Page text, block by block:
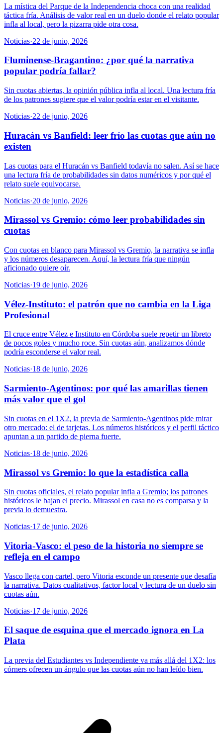
La mística del Parque de la Independencia choca con una realidad
táctica fría. Análisis de valor real en un duelo donde el relato popular
infla al local, pero la pizarra pide otra cosa.
Noticias·22 de junio, 2026
Fluminense-Bragantino: ¿por qué la narrativa
popular podría fallar?
Sin cuotas abiertas, la opinión pública infla al local. Una lectura fría
de los patrones sugiere que el valor podría estar en el visitante.
Noticias·22 de junio, 2026
Huracán vs Banfield: leer frío las cuotas que aún no
existen
Las cuotas para el Huracán vs Banfield todavía no salen. Así se hace
una lectura fría de probabilidades sin datos numéricos y por qué el
relato suele equivocarse.
Noticias·20 de junio, 2026
Mirassol vs Gremio: cómo leer probabilidades sin
cuotas
Con cuotas en blanco para Mirassol vs Gremio, la narrativa se infla
y los números desaparecen. Aquí, la lectura fría que ningún
aficionado quiere oír.
Noticias·19 de junio, 2026
Vélez-Instituto: el patrón que no cambia en la Liga
Profesional
El cruce entre Vélez e Instituto en Córdoba suele repetir un libreto
de pocos goles y mucho roce. Sin cuotas aún, analizamos dónde
podría esconderse el valor real.
Noticias·18 de junio, 2026
Sarmiento-Agentinos: por qué las amarillas tienen
más valor que el gol
Sin cuotas en el 1X2, la previa de Sarmiento-Agentinos pide mirar
otro mercado: el de tarjetas. Los números históricos y el perfil táctico
apuntan a un partido de pierna fuerte.
Noticias·18 de junio, 2026
Mirassol vs Gremio: lo que la estadística calla
Sin cuotas oficiales, el relato popular infla a Gremio; los patrones
históricos le bajan el precio. Mirassol en casa no es comparsa y la
previa lo demuestra.
Noticias·17 de junio, 2026
Vitoria-Vasco: el peso de la historia no siempre se
refleja en el campo
Vasco llega con cartel, pero Vitoria esconde un presente que desafía
la narrativa. Datos cualitativos, factor local y lectura de un duelo sin
cuotas aún.
Noticias·17 de junio, 2026
El saque de esquina que el mercado ignora en La
Plata
La previa del Estudiantes vs Independiente va más allá del 1X2: los
córners ofrecen un ángulo que las cuotas aún no han leído bien.